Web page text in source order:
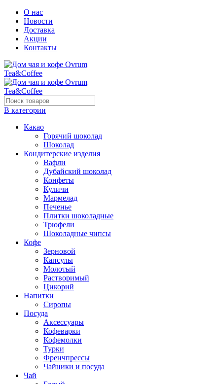
О нас
Новости
Доставка
Акции
Контакты
В категории
Какао
Горячий шоколад
Шоколад
Кондитерские изделия
Вафли
Дубайский шоколад
Конфеты
Куличи
Мармелад
Печенье
Плитки шоколадные
Трюфели
Шоколадные чипсы
Кофе
Зерновой
Капсулы
Молотый
Растворимый
Цикорий
Напитки
Сиропы
Посуда
Аксессуары
Кофеварки
Кофемолки
Турки
Френчпрессы
Чайники и посуда
Чай